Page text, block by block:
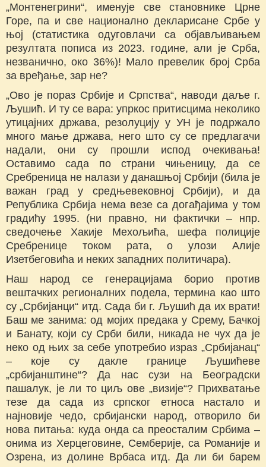
„Монтенегрини“, имeнује све становнике Црне
Горе, па и све национално декларисане Србе у
њој (статистика одуговлачи са објављивањем
резултата пописа из 2023. године, али је Срба,
незванично, око 36%)! Мало превелик број Срба
за вређање, зар не?
„Ово је пораз Србије и Српства“, наводи даље г.
Љушић. И ту се вара: упркос притисцима неколико
утицајних држава, резолуцију у УН је подржало
много мање држава, него што су се предлагачи
надали, они су прошли испод очекивања!
Оставимо сада по страни чињеницу, да се
Сребреница не налази у данашњој Србији (била је
важан град у средњевековној Србији), и да
Република Србија нема везе са догађајима у том
градићу 1995. (ни правно, ни фактички – нпр.
сведочење Хакије Мехољића, шефа полиције
Сребренице током рата, о улози Алије
Изетбеговића и неких западних политичара).
Наш народ се генерацијама борио против
вештачких регионалних подела, термина као што
су „Србијанци“ итд. Сада би г. Љушић да их врати!
Баш ме занима: од мојих предака у Срему, Бачкој
и Банату, који су Срби били, никада не чух да је
неко од њих за себе употребио израз „Србијанац“
– које су дакле границе Љушићеве
„србијанштине“? Да нас сузи на Београдски
пашалук, је ли то циљ ове „визије“? Прихватање
тезе да сада из српског етноса настало и
најновије чедо, србијански народ, отворило би
нова питања: куда онда са преосталим Србима –
онима из Херцеговине, Семберије, са Романије и
Озрена, из долине Врбаса итд. Да ли би барем